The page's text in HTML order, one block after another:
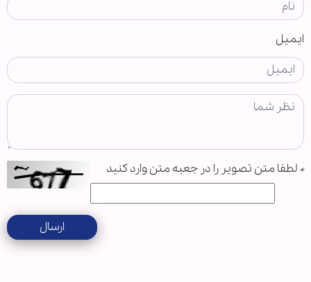
ایمیل
* لطفا متن تصویر را در جعبه متن وارد کنید
ارسال